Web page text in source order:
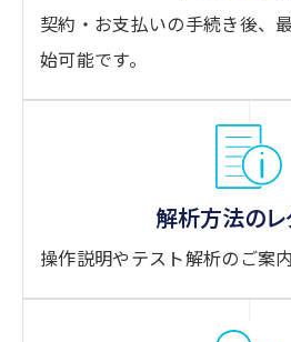
契約・お支払いの手続き後、
始可能です。
解析方法のレ
操作説明やテスト解析のご案